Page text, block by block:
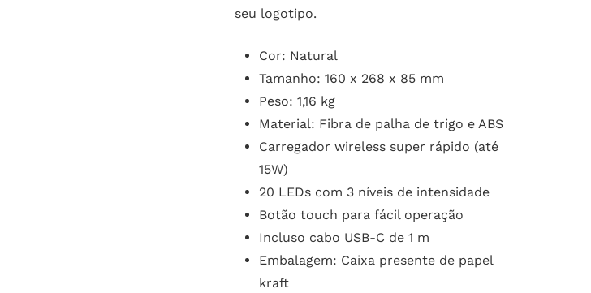
seu logotipo.
Cor: Natural
Tamanho: 160 x 268 x 85 mm
Peso: 1,16 kg
Material: Fibra de palha de trigo e ABS
Carregador wireless super rápido (até
15W)
20 LEDs com 3 níveis de intensidade
Botão touch para fácil operação
Incluso cabo USB-C de 1 m
Embalagem: Caixa presente de papel
kraft